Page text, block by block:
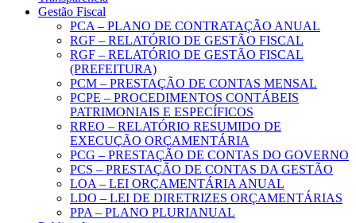
Gestão Fiscal
PCA – PLANO DE CONTRATAÇÃO ANUAL
RGF – RELATÓRIO DE GESTÃO FISCAL
RGF – RELATÓRIO DE GESTÃO FISCAL
(PREFEITURA)
PCM – PRESTAÇÃO DE CONTAS MENSAL
PCPE – PROCEDIMENTOS CONTÁBEIS
PATRIMONIAIS E ESPECÍFICOS
RREO – RELATÓRIO RESUMIDO DE
EXECUÇÃO ORÇAMENTÁRIA
PCG – PRESTAÇÃO DE CONTAS DO GOVERNO
PCS – PRESTAÇÃO DE CONTAS DA GESTÃO
LOA – LEI ORÇAMENTÁRIA ANUAL
LDO – LEI DE DIRETRIZES ORÇAMENTÁRIAS
PPA – PLANO PLURIANUAL